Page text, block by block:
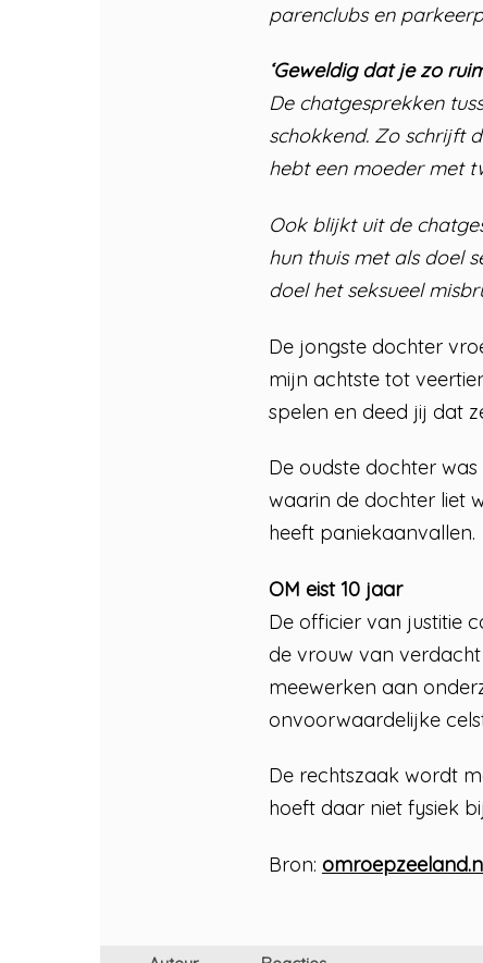
parenclubs en
‘Geweldig dat je zo
De chatgesprekken
schokkend. Zo schrijft
hebt een moeder met
Ook blijkt uit de
hun thuis met als doel
doel het seksueel
De jongste dochter
mijn achtste tot
spelen en deed jij dat
De oudste dochter
waarin de dochter liet
heeft paniekaanvallen.
OM eist 10 jaar
De officier van justitie
de vrouw van
meewerken aan
onvoorwaardelijke
De rechtszaak wordt
hoeft daar niet fysiek
Bron: